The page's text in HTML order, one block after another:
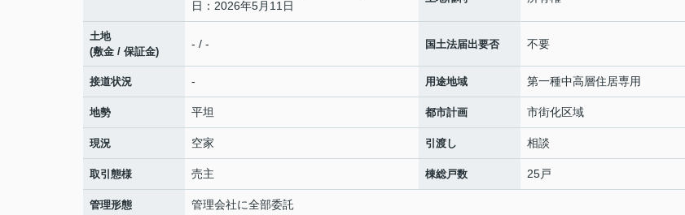
日：2026年5月11日
土地
(敷金 / 保証金)
- / - 国土法届出要否 不要
接道状況 - 用途地域 第一種中高層住居専用
地勢 平坦 都市計画 市街化区域
現況 空家 引渡し 相談
取引態様 売主 棟総戸数 25戸
管理形態 管理会社に全部委託